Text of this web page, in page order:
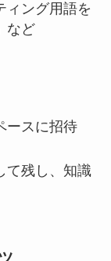
ィング用語を
など
ースに招待
て残し、知識